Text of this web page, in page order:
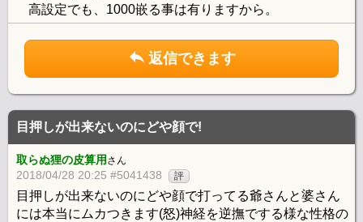
高設定でも、1000嵌る事は有りますから。
返信できます
目押しが出来ないのにどや顔で!
取らぬ狸の皮算用 さん
2018/04/28 20:25 #5041438 評
目押しが出来ないのにどや顔で打ってる爺さんと婆さん
には本当にムカつきます(怒)神経を逆撫でする様な性格の